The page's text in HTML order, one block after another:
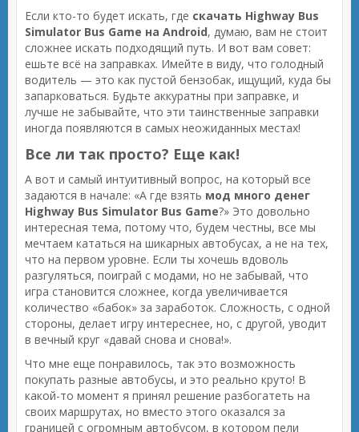
Если кто-то будет искать, где скачать Highway Bus
Simulator Bus Game на Android, думаю, вам не стоит
сложнее искать подходящий путь. И вот вам совет:
ешьте всё на заправках. Имейте в виду, что голодный
водитель — это как пустой бензобак, ищущий, куда бы
запарковаться. Будьте аккуратны при заправке, и
лучше не забывайте, что эти таинственные заправки
иногда появляются в самых неожиданных местах!
Все ли так просто? Еще как!
А вот и самый интуитивный вопрос, на который все
задаются в начале: «А где взять мод много денег
Highway Bus Simulator Bus Game?» Это довольно
интересная тема, потому что, будем честны, все мы
мечтаем кататься на шикарных автобусах, а не на тех,
что на первом уровне. Если ты хочешь вдоволь
разгуляться, поиграй с модами, но не забывай, что
игра становится сложнее, когда увеличивается
количество «бабок» за заработок. Сложность, с одной
стороны, делает игру интереснее, но, с другой, уводит
в вечный круг «давай снова и снова!».
Что мне еще понравилось, так это возможность
покупать разные автобусы, и это реально круто! В
какой-то момент я принял решение разбогатеть на
своих маршрутах, но вместо этого оказался за
границей с огромным автобусом, в котором пели